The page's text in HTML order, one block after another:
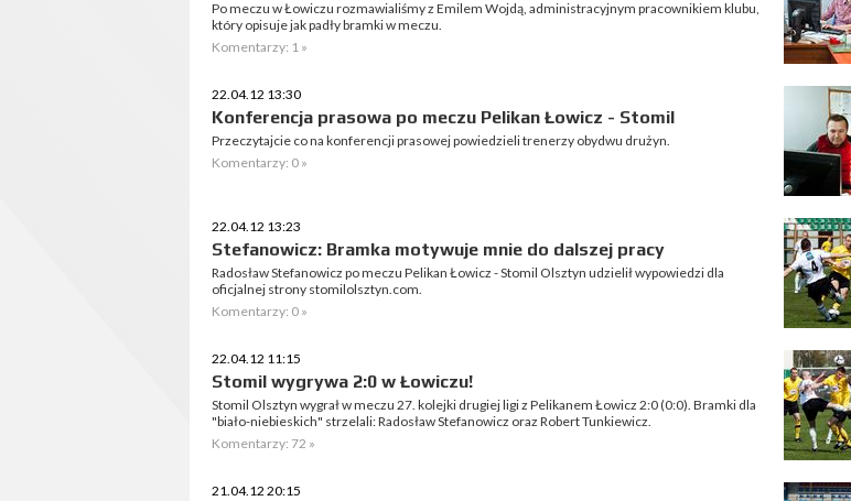
Po meczu w Łowiczu rozmawialiśmy z Emilem Wojdą, administracyjnym pracownikiem klubu,
który opisuje jak padły bramki w meczu.
Komentarzy: 1 »
22.04.12 13:30
Konferencja prasowa po meczu Pelikan Łowicz - Stomil
Przeczytajcie co na konferencji prasowej powiedzieli trenerzy obydwu drużyn.
Komentarzy: 0 »
22.04.12 13:23
Stefanowicz: Bramka motywuje mnie do dalszej pracy
Radosław Stefanowicz po meczu Pelikan Łowicz - Stomil Olsztyn udzielił wypowiedzi dla
oficjalnej strony stomilolsztyn.com.
Komentarzy: 0 »
22.04.12 11:15
Stomil wygrywa 2:0 w Łowiczu!
Stomil Olsztyn wygrał w meczu 27. kolejki drugiej ligi z Pelikanem Łowicz 2:0 (0:0). Bramki dla
"biało-niebieskich" strzelali: Radosław Stefanowicz oraz Robert Tunkiewicz.
Komentarzy: 72 »
21.04.12 20:15